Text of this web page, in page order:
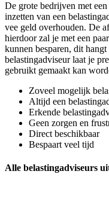
De grote bedrijven met
inzetten van een
vee geld overhouden. De
hierdoor zal je met een
kunnen besparen, dit
belastingadviseur laat je
gebruikt gemaakt kan
Zoveel mogelijk
Altijd een
Erkende
Geen zorgen en
Direct beschikbaar
Bespaart veel tijd
Alle belastingadviseurs